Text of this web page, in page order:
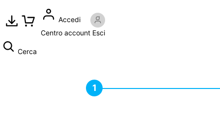
Accedi
Centro account Esci
Cerca
1